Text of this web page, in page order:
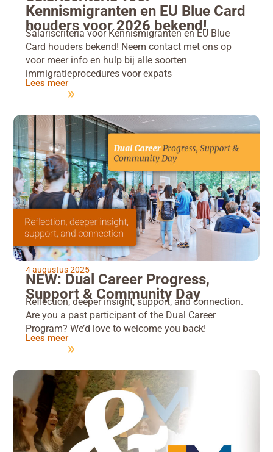
Kennismigranten en EU Blue Card
houders voor 2026 bekend!
Salariscriteria voor Kennismigranten en EU Blue
Card houders bekend! Neem contact met ons op
voor meer info en hulp bij alle soorten
immigratieprocedures voor expats
Lees meer
4 augustus 2025
NEW: Dual Career Progress,
Support & Community Day
Reflection, deeper insight, support, and connection.
Are you a past participant of the Dual Career
Program? We’d love to welcome you back!
Lees meer